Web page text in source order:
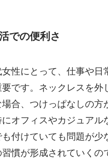
での便利さ
性にとって、仕事や日
です。ネックレスを外
合、つけっぱなしの方
オフィスやカジュアル
付けていても問題が少
慣が形成されていくの